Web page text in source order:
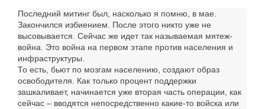
Последний митинг был, насколько я помню, в мае.
Закончился избиением. После этого никто уже не
высовывается. Сейчас же идет так называемая мятеж-
война. Это война на первом этапе против населения и
инфраструктуры.
То есть, бьют по мозгам населению, создают образ
освободителя. Как только процент поддержки
зашкаливает, начинается уже вторая часть операции, как
сейчас – вводятся непосредственно какие-то войска или